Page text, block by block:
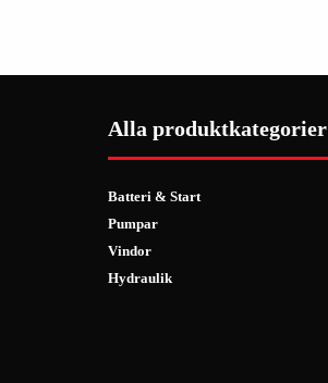
Alla produktkategorier
Batteri & Start
Pumpar
Vindor
Hydraulik